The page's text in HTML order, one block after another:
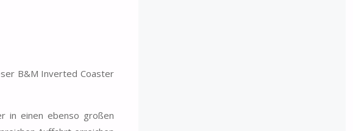
B&M Inverted Coaster
in einen ebenso großen